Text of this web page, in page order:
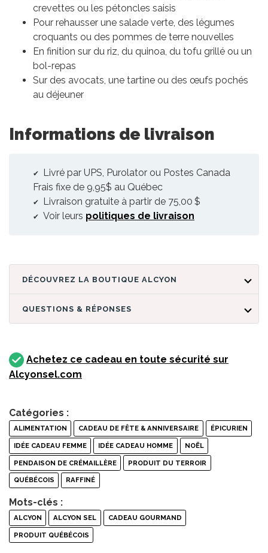
crevettes ou les pétoncles saisis
Pour rehausser une salade verte, des légumes
croquants ou des pommes de terre nouvelles
En finition sur du riz, du quinoa, du tofu grillé ou un
bol-repas
Sur des avocats, une tartine ou des œufs pochés
au déjeuner
Informations de livraison
Livré par UPS, Purolator ou Postes Canada
Frais fixe de 9,95$ au Québec
Livraison gratuite à partir de 75,00 $
Voir leurs politiques de livraison
DÉCOUVREZ LA BOUTIQUE ALCYON
QUESTIONS & RÉPONSES
Achetez ce cadeau en toute sécurité sur
Alcyonsel.com
Catégories :
ALIMENTATION CADEAU DE FÊTE & ANNIVERSAIRE ÉPICURIEN
IDÉE CADEAU FEMME IDÉE CADEAU HOMME NOËL
PENDAISON DE CRÉMAILLÈRE PRODUIT DU TERROIR
QUÉBÉCOIS RAFFINÉ
Mots-clés :
ALCYON ALCYON SEL CADEAU GOURMAND
PRODUIT QUÉBÉCOIS